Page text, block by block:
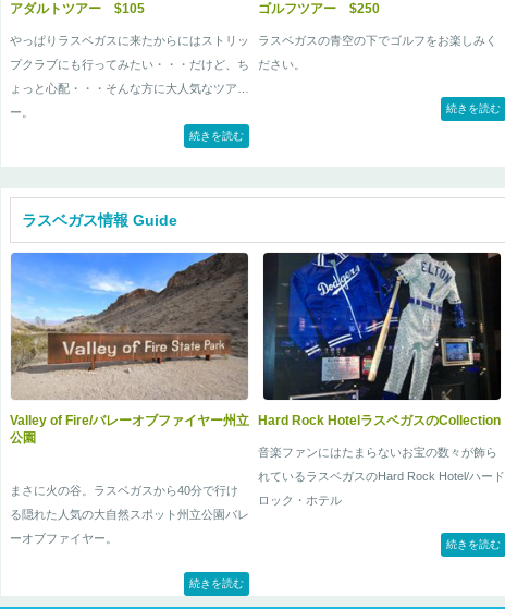
アダルトツアー $105
やっぱりラスベガスに来たからにはストリッ
プクラブにも行ってみたい・・・だけど、ち
ょっと心配・・・そんな方に大人気なツア
ー。
続きを読む
ゴルフツアー $250
ラスベガスの青空の下でゴルフをお楽しみく
ださい。
続きを読む
ラスベガス情報 Guide
Valley of Fire/バレーオブファイヤー州立
公園
まさに火の谷。ラスベガスから40分で行け
る隠れた人気の大自然スポット州立公園バレ
ーオブファイヤー。
続きを読む
Hard Rock HotelラスベガスのCollection
音楽ファンにはたまらないお宝の数々が飾ら
れているラスベガスのHard Rock Hotel/ハード
ロック・ホテル
続きを読む